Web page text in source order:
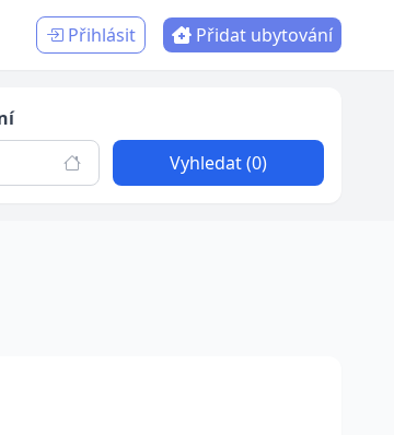
Přihlásit Přidat ubytování
Vyhledat (0)